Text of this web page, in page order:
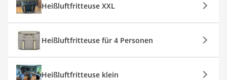
Heißluftfritteuse XXL
Heißluftfritteuse für 4 Personen
Heißluftfritteuse klein